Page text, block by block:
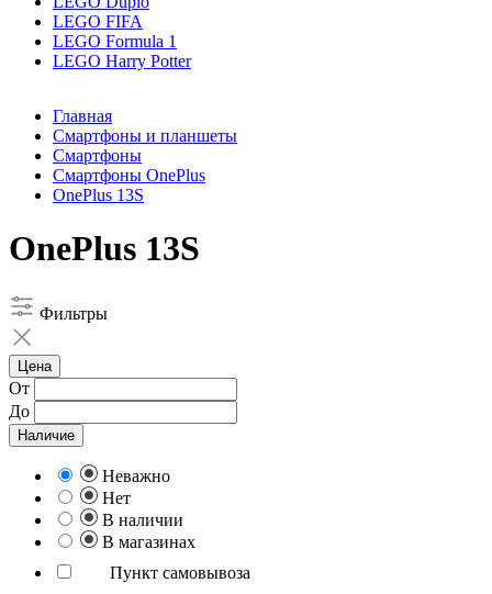
LEGO FIFA
LEGO Formula 1
LEGO Harry Potter
Главная
Смартфоны и планшеты
Смартфоны
Смартфоны OnePlus
OnePlus 13S
OnePlus 13S
Фильтры
Цена
От
До
Наличие
Неважно
Нет
В наличии
В магазинах
Пункт самовывоза